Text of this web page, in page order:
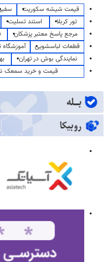
قیمت شیشه سکوریت
تور کربلا
استند تسلیت
مرجع پاسخ معتبر پزشکان
قطعات لباسشویی
نمایندگی بوش در تهران
قیمت و خرید سمعک